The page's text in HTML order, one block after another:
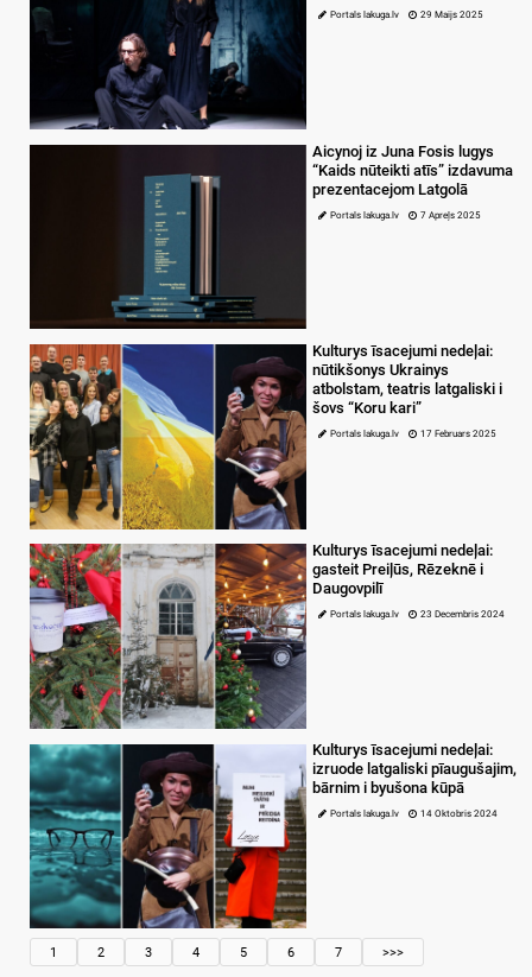
Portals lakuga.lv 29 Maijs 2025
Aicynoj iz Juna Fosis lugys
“Kaids nūteikti atīs” izdavuma
prezentacejom Latgolā
Portals lakuga.lv 7 Apreļs 2025
Kulturys īsacejumi nedeļai:
nūtikšonys Ukrainys
atbolstam, teatris latgaliski i
šovs “Koru kari”
Portals lakuga.lv 17 Februars 2025
Kulturys īsacejumi nedeļai:
gasteit Preiļūs, Rēzeknē i
Daugovpilī
Portals lakuga.lv 23 Decembris 2024
Kulturys īsacejumi nedeļai:
izruode latgaliski pīaugušajim,
bārnim i byušona kūpā
Portals lakuga.lv 14 Oktobris 2024
1 2 3 4 5 6 7 >>>